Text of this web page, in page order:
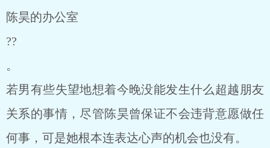
陈昊的办公室
??
。
若男有些失望地想着今晚没能发生什么超越朋友
关系的事情，尽管陈昊曾保证不会违背意愿做任
何事，可是她根本连表达心声的机会也没有。